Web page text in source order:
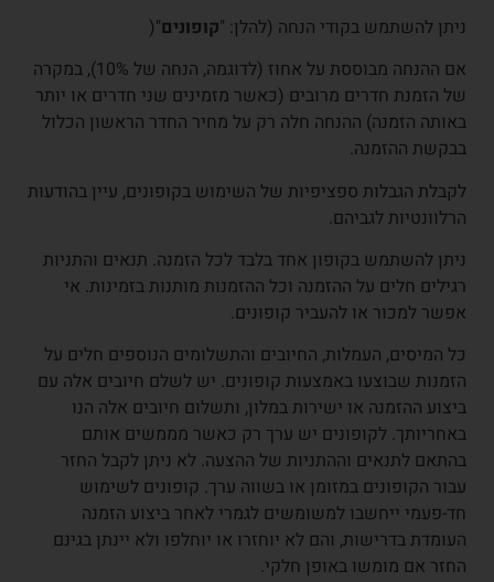
ניתן להשתמש בקודי הנחה (להלן: "קופונים"(
אם ההנחה מבוססת על אחוז (לדוגמה, הנחה של 10%), במקרה
של הזמנת חדרים מרובים (כאשר מזמינים שני חדרים או יותר
באותה הזמנה) ההנחה חלה רק על מחיר החדר הראשון הכלול
בבקשת ההזמנה.
לקבלת הגבלות ספציפיות של השימוש בקופונים, עיין בהודעות
הרלוונטיות לגביהם.
ניתן להשתמש בקופון אחד בלבד לכל הזמנה. תנאים והתניות
רגילים חלים על ההזמנה וכל ההזמנות מותנות בזמינות. אי
אפשר למכור או להעביר קופונים.
כל המיסים, העמלות, החיובים והתשלומים הנוספים חלים על
הזמנות שבוצעו באמצעות קופונים. יש לשלם חיובים אלה עם
ביצוע ההזמנה או ישירות במלון, ותשלום חיובים אלה הנו
באחריותך. לקופונים יש ערך רק כאשר מממשים אותם
בהתאם לתנאים וההתניות של ההצעה. לא ניתן לקבל החזר
עבור הקופונים במזומן או בשווה ערך. קופונים לשימוש
חד-פעמי ייחשבו למשומשים לגמרי לאחר ביצוע הזמנה
העומדת בדרישות, והם לא יוחזרו או יוחלפו ולא יינתן בגינם
החזר אם מומשו באופן חלקי.